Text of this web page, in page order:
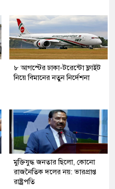
৮ আগস্টের ঢাকা-টরেন্টো ফ্লাইট
নিয়ে বিমানের নতুন নির্দেশনা
মুক্তিযুদ্ধ জনতার ছিলো, কোনো
রাজনৈতিক দলের নয়: ভারপ্রাপ্ত
রাষ্ট্রপতি